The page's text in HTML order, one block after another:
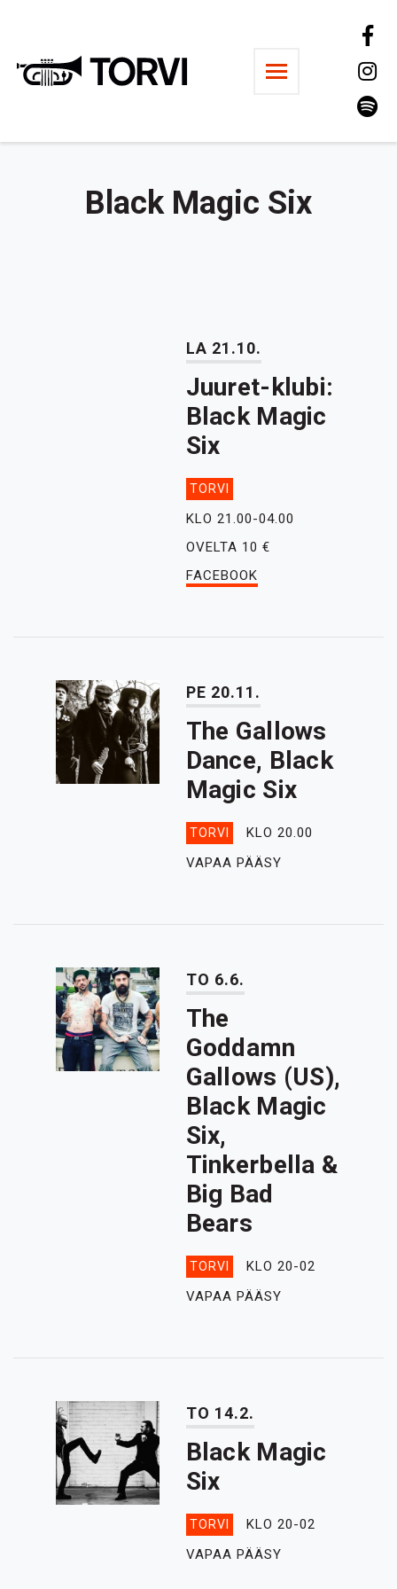
Ravintola Torvi
Black Magic Six
LA 21.10.
Juuret-klubi:
Black Magic
Six
TORVI
KLO 21.00-04.00
OVELTA 10 €
FACEBOOK
PE 20.11.
The Gallows
Dance, Black
Magic Six
TORVI
KLO 20.00
VAPAA PÄÄSY
TO 6.6.
The
Goddamn
Gallows (US),
Black Magic
Six,
Tinkerbella &
Big Bad
Bears
TORVI
KLO 20-02
VAPAA PÄÄSY
TO 14.2.
Black Magic
Six
TORVI
KLO 20-02
VAPAA PÄÄSY